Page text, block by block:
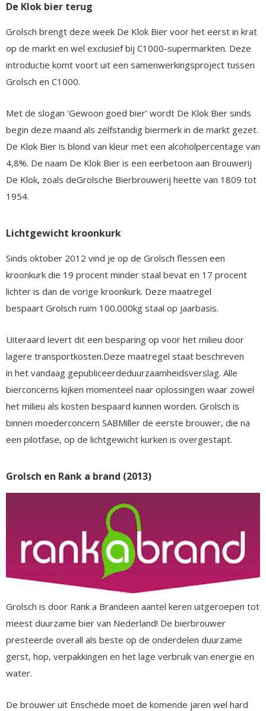
De Klok bier terug
Grolsch brengt deze week De Klok Bier voor het eerst in krat
op de markt en wel exclusief bij C1000-supermarkten. Deze
introductie komt voort uit een samenwerkingsproject tussen
Grolsch en C1000.
Met de slogan ‘Gewoon goed bier’ wordt De Klok Bier sinds
begin deze maand als zelfstandig biermerk in de markt gezet.
De Klok Bier is blond van kleur met een alcoholpercentage van
4,8%. De naam De Klok Bier is een eerbetoon aan Brouwerij
De Klok, zoals deGrolsche Bierbrouwerij heette van 1809 tot
1954.
Lichtgewicht kroonkurk
Sinds oktober 2012 vind je op de Grolsch flessen een
kroonkurk die 19 procent minder staal bevat en 17 procent
lichter is dan de vorige kroonkurk. Deze maatregel
bespaart Grolsch ruim 100.000kg staal op jaarbasis.
Uiteraard levert dit een besparing op voor het milieu door
lagere transportkosten.Deze maatregel staat beschreven
in het vandaag gepubliceerdeduurzaamheidsverslag. Alle
bierconcerns kijken momenteel naar oplossingen waar zowel
het milieu als kosten bespaard kunnen worden. Grolsch is
binnen moederconcern SABMiller de eerste brouwer, die na
een pilotfase, op de lichtgewicht kurken is overgestapt.
Grolsch en Rank a brand (2013)
Grolsch is door Rank a Brandeen aantel keren uitgeroepen tot
meest duurzame bier van Nederland! De bierbrouwer
presteerde overall als beste op de onderdelen duurzame
gerst, hop, verpakkingen en het lage verbruik van energie en
water.
De brouwer uit Enschede moet de komende jaren wel hard